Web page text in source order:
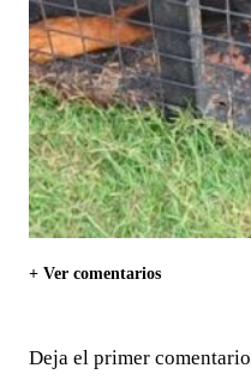
+ Ver comentarios
Deja el primer comentario